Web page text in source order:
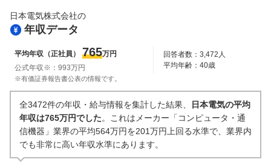
副業
32件
人事・評価制度
75件 51件
企業の選考に関するクチコミ
中途採用面接・選考
13 件
新卒採用面接・選考
39 件
日本電気株式会社の
年収データ
平均年収（正社員） 765万円
公式年収※： 993万円
回答者数：3,472 人
平均年齢：40歳
※有価証券報告書公表の情報です。
全3472件の年収・給与情報を集計した結果、
日本電気の平均
年収は765万円でした。これはメーカー「コンピュータ・通
信機器」業界の平均564万円を201万円上回る水準で、業界内
でも非常に高い年収水準にあります。